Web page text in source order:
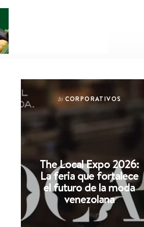
In CORPORATIVOS
The Local Expo 2026:
La feria que fortalece
el futuro de la moda
venezolana